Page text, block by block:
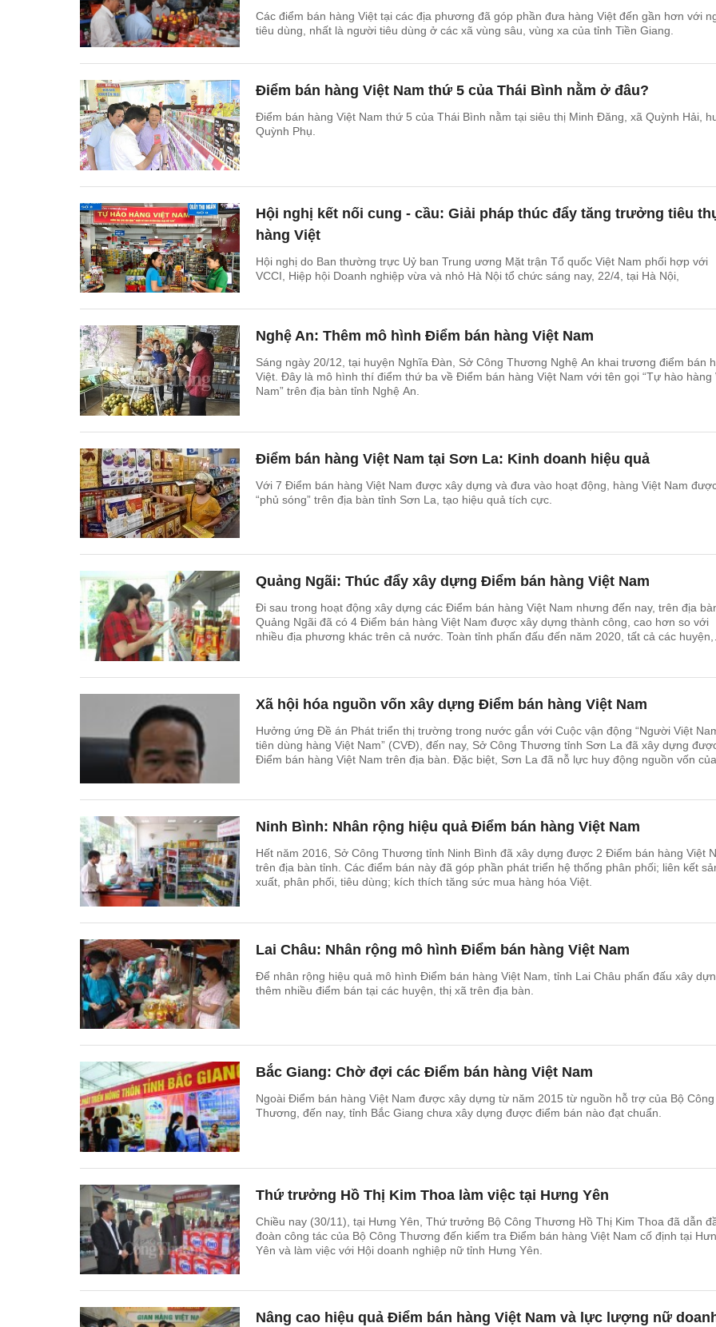
Các điểm bán hàng Việt tại các địa phương đã góp phần đưa hàng Việt đến gần hơn với
tiêu dùng, nhất là người tiêu dùng ở các xã vùng sâu, vùng xa của tỉnh Tiền Giang.
Điểm bán hàng Việt Nam thứ 5 của Thái Bình nằm ở đâu?
Điểm bán hàng Việt Nam thứ 5 của Thái Bình nằm tại siêu thị Minh Đăng, xã Quỳnh Hải,
Quỳnh Phụ.
Hội nghị kết nối cung - cầu: Giải pháp thúc đẩy tăng trưởng tiêu
hàng Việt
Hội nghị do Ban thường trực Uỷ ban Trung ương Mặt trận Tổ quốc Việt Nam phối hợp với
VCCI, Hiệp hội Doanh nghiệp vừa và nhỏ Hà Nội tổ chức sáng nay, 22/4, tại Hà Nội,
Nghệ An: Thêm mô hình Điểm bán hàng Việt Nam
Sáng ngày 20/12, tại huyện Nghĩa Đàn, Sở Công Thương Nghệ An khai trương điểm bán
Việt. Đây là mô hình thí điểm thứ ba về Điểm bán hàng Việt Nam với tên gọi “Tự hào hàng
Nam” trên địa bàn tỉnh Nghệ An.
Điểm bán hàng Việt Nam tại Sơn La: Kinh doanh hiệu quả
Với 7 Điểm bán hàng Việt Nam được xây dựng và đưa vào hoạt động, hàng Việt Nam
“phủ sóng” trên địa bàn tỉnh Sơn La, tạo hiệu quả tích cực.
Quảng Ngãi: Thúc đẩy xây dựng Điểm bán hàng Việt Nam
Đi sau trong hoạt động xây dựng các Điểm bán hàng Việt Nam nhưng đến nay, trên địa
Quảng Ngãi đã có 4 Điểm bán hàng Việt Nam được xây dựng thành công, cao hơn so với
nhiều địa phương khác trên cả nước. Toàn tỉnh phấn đấu đến năm 2020, tất cả các huyện,
Xã hội hóa nguồn vốn xây dựng Điểm bán hàng Việt Nam
Hưởng ứng Đề án Phát triển thị trường trong nước gắn với Cuộc vận động “Người Việt
tiên dùng hàng Việt Nam” (CVĐ), đến nay, Sở Công Thương tỉnh Sơn La đã xây dựng
Điểm bán hàng Việt Nam trên địa bàn. Đặc biệt, Sơn La đã nỗ lực huy động nguồn vốn của
Ninh Bình: Nhân rộng hiệu quả Điểm bán hàng Việt Nam
Hết năm 2016, Sở Công Thương tỉnh Ninh Bình đã xây dựng được 2 Điểm bán hàng Việt
trên địa bàn tỉnh. Các điểm bán này đã góp phần phát triển hệ thống phân phối; liên kết
xuất, phân phối, tiêu dùng; kích thích tăng sức mua hàng hóa Việt.
Lai Châu: Nhân rộng mô hình Điểm bán hàng Việt Nam
Để nhân rộng hiệu quả mô hình Điểm bán hàng Việt Nam, tỉnh Lai Châu phấn đấu xây
thêm nhiều điểm bán tại các huyện, thị xã trên địa bàn.
Bắc Giang: Chờ đợi các Điểm bán hàng Việt Nam
Ngoài Điểm bán hàng Việt Nam được xây dựng từ năm 2015 từ nguồn hỗ trợ của Bộ Công
Thương, đến nay, tỉnh Bắc Giang chưa xây dựng được điểm bán nào đạt chuẩn.
Thứ trưởng Hồ Thị Kim Thoa làm việc tại Hưng Yên
Chiều nay (30/11), tại Hưng Yên, Thứ trưởng Bộ Công Thương Hồ Thị Kim Thoa đã dẫn
đoàn công tác của Bộ Công Thương đến kiểm tra Điểm bán hàng Việt Nam cố định tại
Yên và làm việc với Hội doanh nghiệp nữ tỉnh Hưng Yên.
Nâng cao hiệu quả Điểm bán hàng Việt Nam và lực lượng nữ